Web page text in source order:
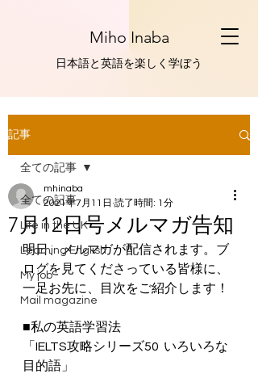
Miho Inaba
​日本語と英語を楽しく学ぼう
記事
全ての記事
Life in the UK
Learning English
My job
Mail magazine
全ての記事
7月12日号メルマガ告知
mhinaba
2021年7月11日 読了時間: 1分
明日、メルマガが配信されます。ブ
ログを見てくださっている皆様に、
一足お先に、目次をご紹介します！
■私の英語学習法
「IELTS攻略シリーズ50  いろいろな
目的語」